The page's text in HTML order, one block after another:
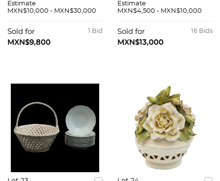
VAJILLA MÉXICO
en cerámica blanca
con aplicaciones de
Estimate
MXN$10,000 - MXN$30,000
1 Bid
Sold for
MXN$9,800
en porcelana blanca
Decoración lineal
orgánica en tonos...
Estimate
MXN$4,500 - MXN$10,000
16 Bids
Sold for
MXN$13,000